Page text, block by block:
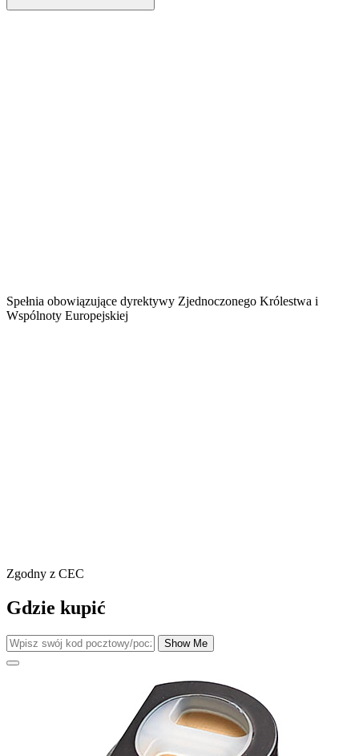
Spełnia obowiązujące dyrektywy Zjednoczonego Królestwa i
Wspólnoty Europejskiej
Zgodny z CEC
Gdzie kupić
Show Me